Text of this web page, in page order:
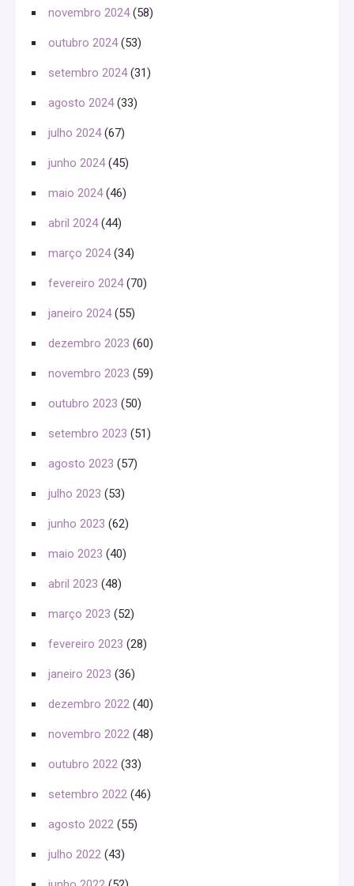
novembro 2024(58)
outubro 2024(53)
setembro 2024(31)
agosto 2024(33)
julho 2024(67)
junho 2024(45)
maio 2024(46)
abril 2024(44)
março 2024(34)
fevereiro 2024(70)
janeiro 2024(55)
dezembro 2023 (60)
novembro 2023 (59)
outubro 2023 (50)
setembro 2023 (51)
agosto 2023 (57)
julho 2023 (53)
junho 2023 (62)
maio 2023 (40)
abril 2023 (48)
março 2023 (52)
fevereiro 2023 (28)
janeiro 2023 (36)
dezembro 2022 (40)
novembro 2022 (48)
outubro 2022 (33)
setembro 2022 (46)
agosto 2022 (55)
julho 2022 (43)